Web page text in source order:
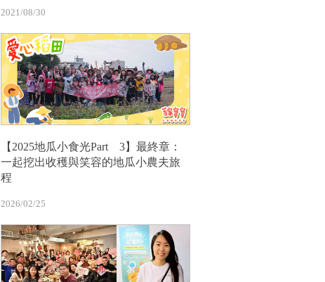
2021/08/30
【2025地瓜小食光Part 3】最終章：
一起挖出收穫與笑容的地瓜小農夫旅
程
2026/02/25